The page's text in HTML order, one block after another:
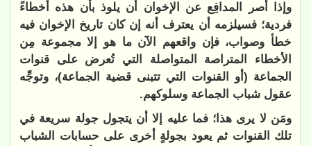
وإذا أصر المدافِع عن الإخوان أن يلوذ بأن هذه أخطاءً
فردية؛ فسيلزمه أن يعترف أنه إن كان تاريخ الإخوان فيه
خطأ وصواب، فإن واقعهم الآن ما هو إلا مجموعة مِن
الأخطاء المتراصة المتواصلة التي تُعرض على قنوات
الجماعة (أو القنوات التي تتبنى قضية الجماعة)، وتوجِّه
عقول شباب الجماعة وسلوكهم.
ومَن لا يرى هذا؛ فما عليه إلا أن يتجول جولة سريعة في
تلك القنوات ثم يعود بجولةٍ أخرى على حسابات الشباب